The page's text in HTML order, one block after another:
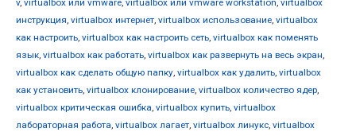
v, virtualbox или vmware, virtualbox или vmware workstation, virtualbox
инструкция, virtualbox интернет, virtualbox использование, virtualbox
как настроить, virtualbox как настроить сеть, virtualbox как поменять
язык, virtualbox как работать, virtualbox как развернуть на весь экран,
virtualbox как сделать общую папку, virtualbox как удалить, virtualbox
как установить, virtualbox клонирование, virtualbox количество ядер,
virtualbox критическая ошибка, virtualbox купить, virtualbox
лабораторная работа, virtualbox лагает, virtualbox линукс, virtualbox